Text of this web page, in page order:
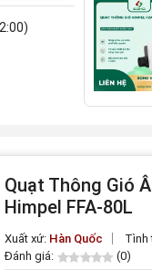
Quạt Thông Gió
Himpel FFA-80L
Xuất xứ: Hàn Quốc Tình
Đánh giá:
(0)